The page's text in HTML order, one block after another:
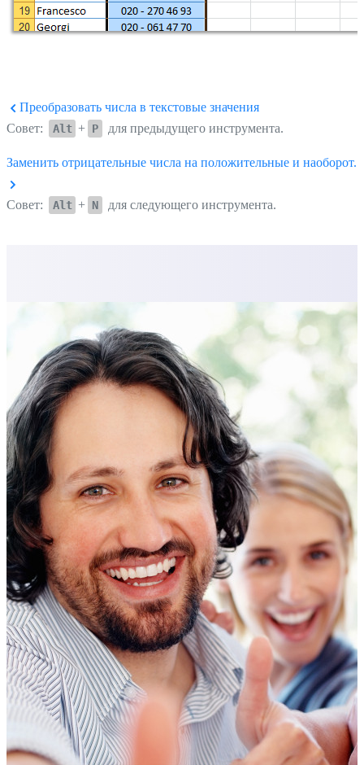
Преобразовать числа в текстовые значения
Совет:
Alt + P для предыдущего инструмента.
Заменить отрицательные числа на положительные и наоборот...
Совет: Alt + N для следующего инструмента.